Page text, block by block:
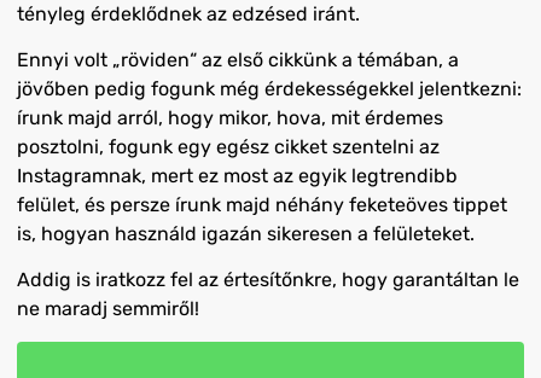
tényleg érdeklődnek az edzésed iránt.
Ennyi volt „röviden“ az első cikkünk a témában, a
jövőben pedig fogunk még érdekességekkel jelentkezni:
írunk majd arról, hogy mikor, hova, mit érdemes
posztolni, fogunk egy egész cikket szentelni az
Instagramnak, mert ez most az egyik legtrendibb
felület, és persze írunk majd néhány feketeöves tippet
is, hogyan használd igazán sikeresen a felületeket.
Addig is iratkozz fel az értesítőnkre, hogy garantáltan le
ne maradj semmiről!